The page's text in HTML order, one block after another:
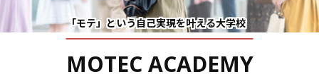
「モテ」という自己実現を叶える大学校
MOTECACADEMY